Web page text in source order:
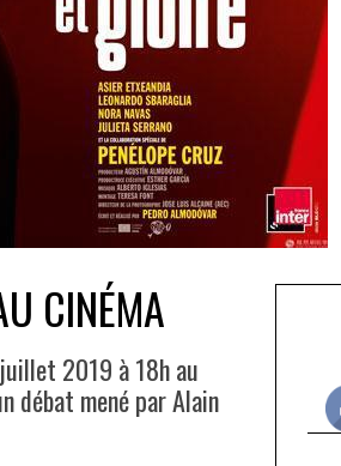
CINÉMA
2019 à 18h au
débat mené par Alain